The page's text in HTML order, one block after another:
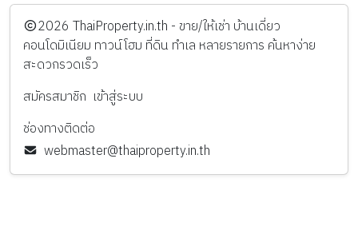
️2026 ThaiProperty.in.th - ขาย/ให้เช่า บ้านเดี่ยว
คอนโดมิเนียม ทาวน์โฮม ที่ดิน ทำเล หลายรายการ ค้นหาง่าย
สะดวกรวดเร็ว
สมัครสมาชิก เข้าสู่ระบบ
ช่องทางติดต่อ
webmaster@thaiproperty.in.th